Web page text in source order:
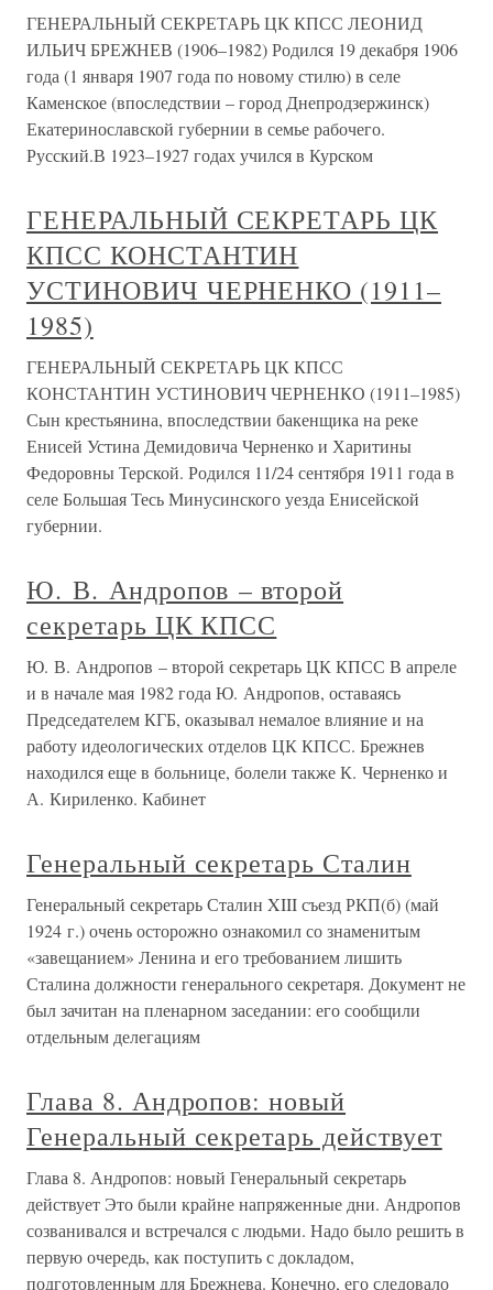
ГЕНЕРАЛЬНЫЙ СЕКРЕТАРЬ ЦК КПСС ЛЕОНИД
ИЛЬИЧ БРЕЖНЕВ (1906–1982) Родился 19 декабря 1906
года (1 января 1907 года по новому стилю) в селе
Каменское (впоследствии – город Днепродзержинск)
Екатеринославской губернии в семье рабочего.
Русский.В 1923–1927 годах учился в Курском
ГЕНЕРАЛЬНЫЙ СЕКРЕТАРЬ ЦК
КПСС КОНСТАНТИН
УСТИНОВИЧ ЧЕРНЕНКО (1911–
1985)
ГЕНЕРАЛЬНЫЙ СЕКРЕТАРЬ ЦК КПСС
КОНСТАНТИН УСТИНОВИЧ ЧЕРНЕНКО (1911–1985)
Сын крестьянина, впоследствии бакенщика на реке
Енисей Устина Демидовича Черненко и Харитины
Федоровны Терской. Родился 11/24 сентября 1911 года в
селе Большая Тесь Минусинского уезда Енисейской
губернии.
Ю. В. Андропов – второй
секретарь ЦК КПСС
Ю. В. Андропов – второй секретарь ЦК КПСС В апреле
и в начале мая 1982 года Ю. Андропов, оставаясь
Председателем КГБ, оказывал немалое влияние и на
работу идеологических отделов ЦК КПСС. Брежнев
находился еще в больнице, болели также К. Черненко и
А. Кириленко. Кабинет
Генеральный секретарь Сталин
Генеральный секретарь Сталин XIII съезд РКП(б) (май
1924 г.) очень осторожно ознакомил со знаменитым
«завещанием» Ленина и его требованием лишить
Сталина должности генерального секретаря. Документ не
был зачитан на пленарном заседании: его сообщили
отдельным делегациям
Глава 8. Андропов: новый
Генеральный секретарь действует
Глава 8. Андропов: новый Генеральный секретарь
действует Это были крайне напряженные дни. Андропов
созванивался и встречался с людьми. Надо было решить в
первую очередь, как поступить с докладом,
подготовленным для Брежнева. Конечно, его следовало